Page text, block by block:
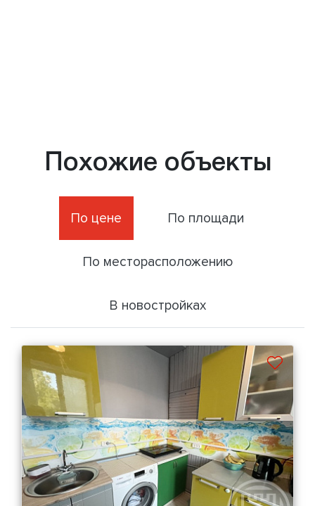
Похожие объекты
По цене По площади
По месторасположению
В новостройках